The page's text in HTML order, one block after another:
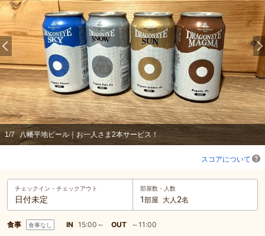
1/7 八幡平地ビール｜お一人さま2本サービス！
スコアについて
チェックイン・ チェックアウト
日付未定
部屋数・人数
1部屋 大人 2名
食事 食事なし IN 15:00～ OUT ～11:00